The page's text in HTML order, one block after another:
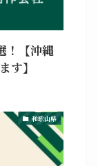
！【沖縄
す】
和歌山県